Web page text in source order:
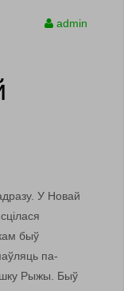
admin
У Новай
быў
па-
Рыжы. Быў